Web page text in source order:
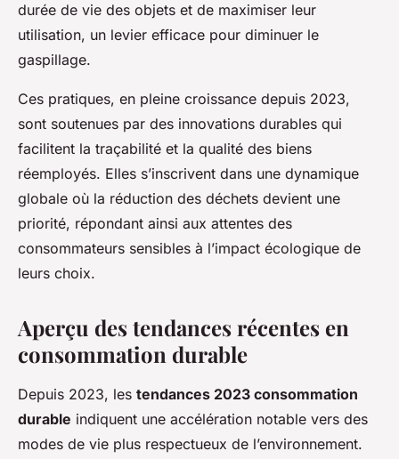
durée de vie des objets et de maximiser leur
utilisation, un levier efficace pour diminuer le
gaspillage.
Ces pratiques, en pleine croissance depuis 2023,
sont soutenues par des innovations durables qui
facilitent la traçabilité et la qualité des biens
réemployés. Elles s’inscrivent dans une dynamique
globale où la réduction des déchets devient une
priorité, répondant ainsi aux attentes des
consommateurs sensibles à l’impact écologique de
leurs choix.
Aperçu des tendances récentes en
consommation durable
Depuis 2023, les tendances 2023 consommation
durable indiquent une accélération notable vers des
modes de vie plus respectueux de l’environnement.